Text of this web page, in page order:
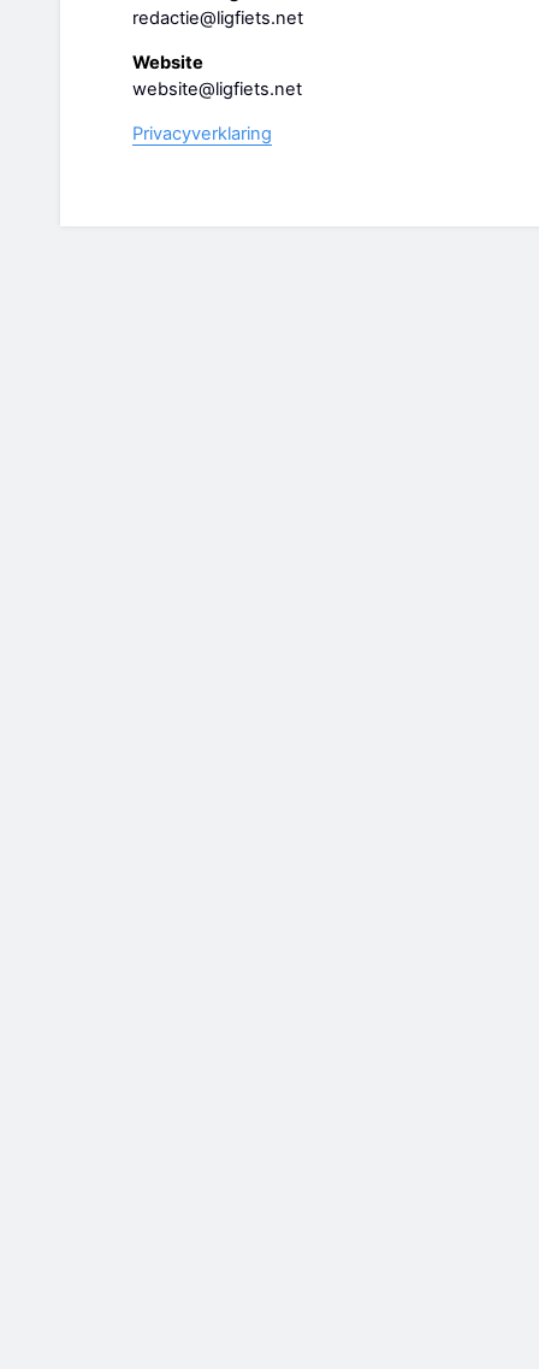
redactie@ligfiets.net
Website
website@ligfiets.net
Privacyverklaring